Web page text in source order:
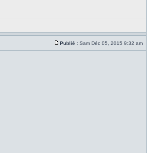
Publié : Sam Déc 05, 2015 9:32 am